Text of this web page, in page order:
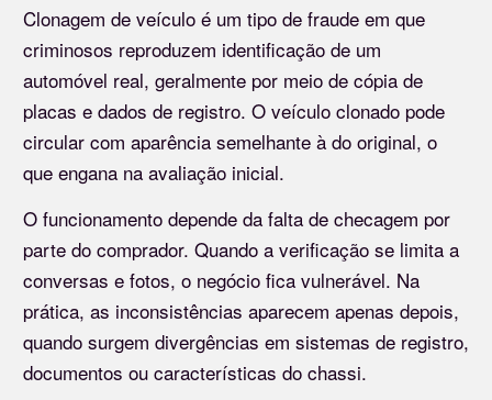
Clonagem de veículo é um tipo de fraude em que
criminosos reproduzem identificação de um
automóvel real, geralmente por meio de cópia de
placas e dados de registro. O veículo clonado pode
circular com aparência semelhante à do original, o
que engana na avaliação inicial.
O funcionamento depende da falta de checagem por
parte do comprador. Quando a verificação se limita a
conversas e fotos, o negócio fica vulnerável. Na
prática, as inconsistências aparecem apenas depois,
quando surgem divergências em sistemas de registro,
documentos ou características do chassi.